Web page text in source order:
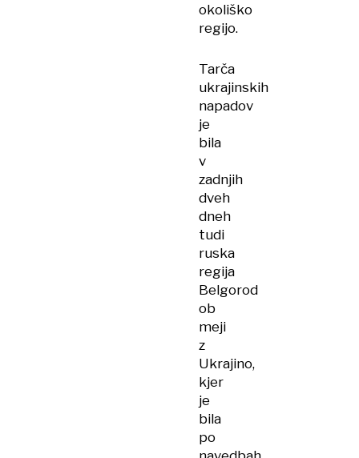
okoliško
regijo.
Tarča
ukrajinskih
napadov
je
bila
v
zadnjih
dveh
dneh
tudi
ruska
regija
Belgorod
ob
meji
z
Ukrajino,
kjer
je
bila
po